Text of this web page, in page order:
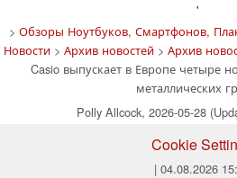
'
> Обзоры Ноутбуков, Смартфонов,
Новости> Архив новостей> Архив
Casio выпускает в Европе четыре
металлических
Polly Allcock, 2026-05-28
Cookie
| 04.08.2026